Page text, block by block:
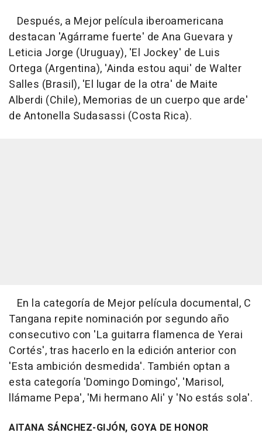
Después, a Mejor película iberoamericana
destacan 'Agárrame fuerte' de Ana Guevara y
Leticia Jorge (Uruguay), 'El Jockey' de Luis
Ortega (Argentina), 'Ainda estou aqui' de Walter
Salles (Brasil), 'El lugar de la otra' de Maite
Alberdi (Chile), Memorias de un cuerpo que arde'
de Antonella Sudasassi (Costa Rica).
En la categoría de Mejor película documental, C
Tangana repite nominación por segundo año
consecutivo con 'La guitarra flamenca de Yerai
Cortés', tras hacerlo en la edición anterior con
'Esta ambición desmedida'. También optan a
esta categoría 'Domingo Domingo', 'Marisol,
llámame Pepa', 'Mi hermano Ali' y 'No estás sola'.
AITANA SÁNCHEZ-GIJÓN, GOYA DE HONOR